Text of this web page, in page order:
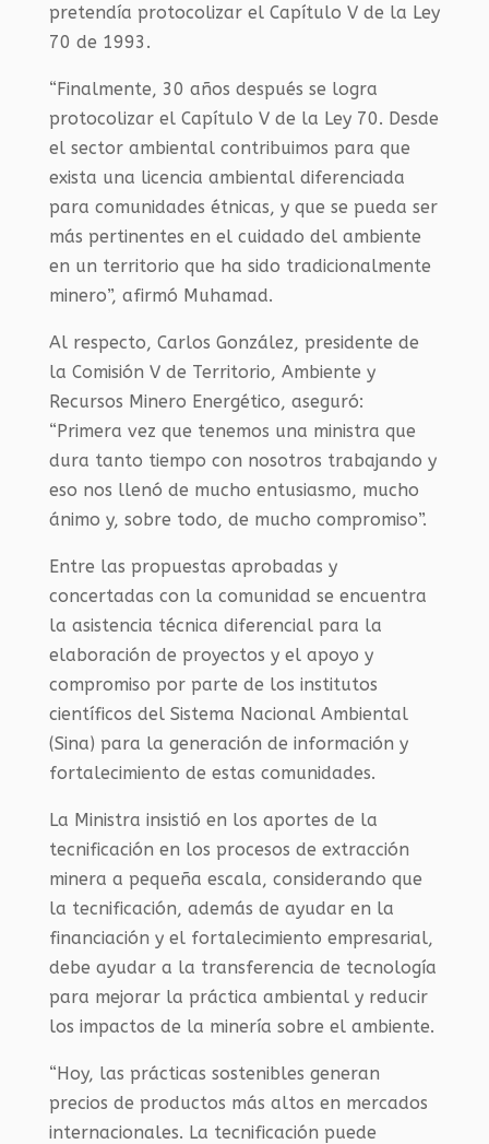
pretendía protocolizar el Capítulo V de la Ley
70 de 1993.
“Finalmente, 30 años después se logra
protocolizar el Capítulo V de la Ley 70. Desde
el sector ambiental contribuimos para que
exista una licencia ambiental diferenciada
para comunidades étnicas, y que se pueda ser
más pertinentes en el cuidado del ambiente
en un territorio que ha sido tradicionalmente
minero”, afirmó Muhamad.
Al respecto, Carlos González, presidente de
la Comisión V de Territorio, Ambiente y
Recursos Minero Energético, aseguró:
“Primera vez que tenemos una ministra que
dura tanto tiempo con nosotros trabajando y
eso nos llenó de mucho entusiasmo, mucho
ánimo y, sobre todo, de mucho compromiso”.
Entre las propuestas aprobadas y
concertadas con la comunidad se encuentra
la asistencia técnica diferencial para la
elaboración de proyectos y el apoyo y
compromiso por parte de los institutos
científicos del Sistema Nacional Ambiental
(Sina) para la generación de información y
fortalecimiento de estas comunidades.
La Ministra insistió en los aportes de la
tecnificación en los procesos de extracción
minera a pequeña escala, considerando que
la tecnificación, además de ayudar en la
financiación y el fortalecimiento empresarial,
debe ayudar a la transferencia de tecnología
para mejorar la práctica ambiental y reducir
los impactos de la minería sobre el ambiente.
“Hoy, las prácticas sostenibles generan
precios de productos más altos en mercados
internacionales. La tecnificación puede